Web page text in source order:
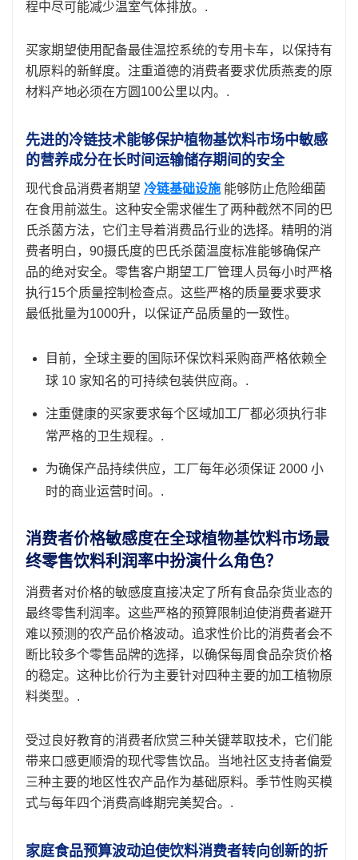
程中尽可能减少温室气体排放。.
买家期望使用配备最佳温控系统的专用卡车，以保持有
机原料的新鲜度。注重道德的消费者要求优质燕麦的原
材料产地必须在方圆100公里以内。.
先进的冷链技术能够保护植物基饮料市场中敏感
的营养成分在长时间运输储存期间的安全
现代食品消费者期望 冷链基础设施 能够防止危险细菌
在食用前滋生。这种安全需求催生了两种截然不同的巴
氏杀菌方法，它们主导着消费品行业的选择。精明的消
费者明白，90摄氏度的巴氏杀菌温度标准能够确保产
品的绝对安全。零售客户期望工厂管理人员每小时严格
执行15个质量控制检查点。这些严格的质量要求要求
最低批量为1000升，以保证产品质量的一致性。
目前，全球主要的国际环保饮料采购商严格依赖全
球 10 家知名的可持续包装供应商。.
注重健康的买家要求每个区域加工厂都必须执行非
常严格的卫生规程。.
为确保产品持续供应，工厂每年必须保证 2000 小
时的商业运营时间。.
消费者价格敏感度在全球植物基饮料市场最
终零售饮料利润率中扮演什么角色？
消费者对价格的敏感度直接决定了所有食品杂货业态的
最终零售利润率。这些严格的预算限制迫使消费者避开
难以预测的农产品价格波动。追求性价比的消费者会不
断比较多个零售品牌的选择，以确保每周食品杂货价格
的稳定。这种比价行为主要针对四种主要的加工植物原
料类型。.
受过良好教育的消费者欣赏三种关键萃取技术，它们能
带来口感更顺滑的现代零售饮品。当地社区支持者偏爱
三种主要的地区性农产品作为基础原料。季节性购买模
式与每年四个消费高峰期完美契合。.
家庭食品预算波动迫使饮料消费者转向创新的折